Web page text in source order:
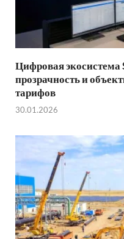
Цифровая экосистема
прозрачность и
тарифов
30.01.2026